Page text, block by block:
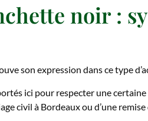
noir :
son expression dans ce type
ici pour respecter une
civil à Bordeaux ou d’une